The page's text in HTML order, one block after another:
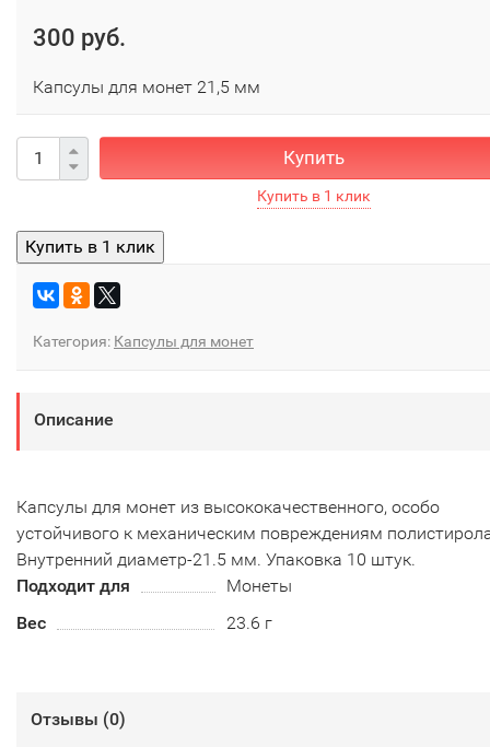
300 руб.
Капсулы для монет 21,5 мм
Купить
Категория: Капсулы для монет
Описание
Капсулы для монет из высококачественного, особо
устойчивого к механическим повреждениям
Внутренний диаметр-21.5 мм. Упаковка 10 штук.
Подходит для
Монеты
Вес
23.6 г
Отзывы (0)